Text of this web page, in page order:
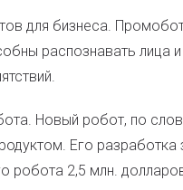
для бизнеса.
распознавать лица
Новый робот, по
Его
робота 2,5 млн.